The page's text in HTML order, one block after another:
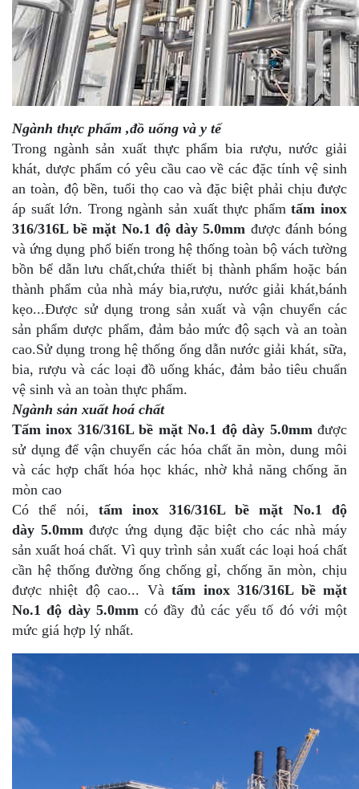
Ngành thực phẩm ,đồ uống và y tế
Trong ngành sản xuất thực phẩm bia rượu, nước giải
khát, dược phẩm có yêu cầu cao về các đặc tính vệ sinh
an toàn, độ bền, tuổi thọ cao và đặc biệt phải chịu được
áp suất lớn. Trong ngành sản xuất thực phẩmtấm inox
316/316L bề mặt No.1 độ dày 5.0mm được đánh bóng
và ứng dụng phổ biến trong hệ thống toàn bộ vách tường
bồn bể dẫn lưu chất,chứa thiết bị thành phẩm hoặc bán
thành phẩm của nhà máy bia,rượu, nước giải khát,bánh
kẹo...Được sử dụng trong sản xuất và vận chuyển các
sản phẩm dược phẩm, đảm bảo mức độ sạch và an toàn
cao.Sử dụng trong hệ thống ống dẫn nước giải khát, sữa,
bia, rượu và các loại đồ uống khác, đảm bảo tiêu chuẩn
vệ sinh và an toàn thực phẩm.
Ngành sản xuất hoá chất
Tấm inox 316/316L bề mặt No.1 độ dày 5.0mm được
sử dụng để vận chuyển các hóa chất ăn mòn, dung môi
và các hợp chất hóa học khác, nhờ khả năng chống ăn
mòn cao
Có thể nói, tấm inox 316/316L bề mặt No.1 độ
dày 5.0mm được ứng dụng đặc biệt cho các nhà máy
sản xuất hoá chất. Vì quy trình sản xuất các loại hoá chất
cần hệ thống đường ống chống gỉ, chống ăn mòn, chịu
được nhiệt độ cao... Vàtấm inox 316/316L bề mặt
No.1 độ dày 5.0mm có đầy đủ các yếu tố đó với một
mức giá hợp lý nhất.